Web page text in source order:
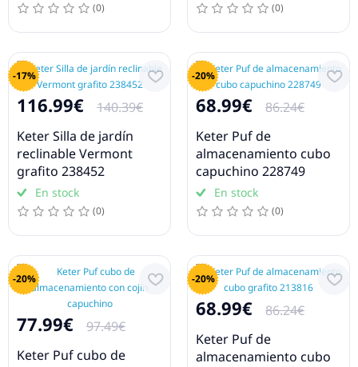
(0) (0)
-17%
116.99€
140.39€
Keter Silla de jardín
reclinable Vermont
grafito 238452
En stock
(0)
-20%
68.99€
86.24€
Keter Puf de
almacenamiento cubo
capuchino 228749
En stock
(0)
-20%
77.99€
97.49€
Keter Puf cubo de
-20%
68.99€
86.24€
Keter Puf de
almacenamiento cubo